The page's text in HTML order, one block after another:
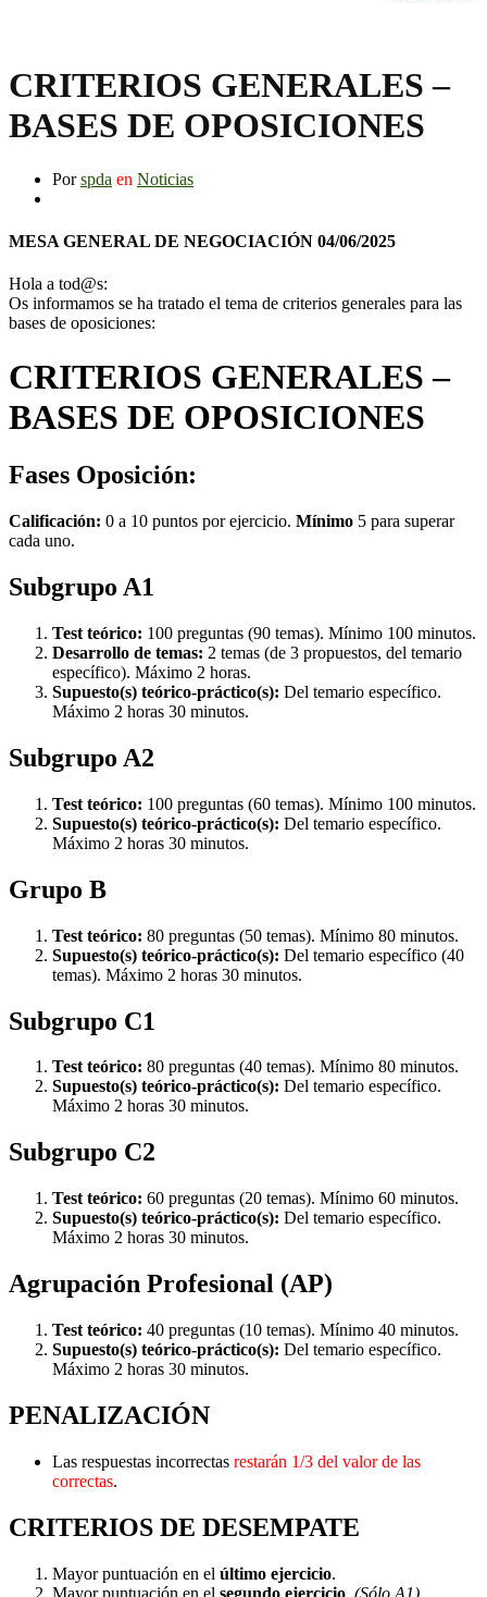
CRITERIOS GENERALES –
BASES DE OPOSICIONES
Porspda en Noticias
MESA GENERAL DE NEGOCIACIÓN 04/06/2025
Hola a tod@s:
Os informamos se ha tratado el tema de criterios generales para las
bases de oposiciones:
CRITERIOS GENERALES –
BASES DE OPOSICIONES
Fases Oposición:
Calificación: 0 a 10 puntos por ejercicio. Mínimo 5 para superar
cada uno.
Subgrupo A1
Test teórico: 100 preguntas (90 temas). Mínimo 100 minutos.
Desarrollo de temas: 2 temas (de 3 propuestos, del temario
específico). Máximo 2 horas.
Supuesto(s) teórico-práctico(s): Del temario específico.
Máximo 2 horas 30 minutos.
Subgrupo A2
Test teórico: 100 preguntas (60 temas). Mínimo 100 minutos.
Supuesto(s) teórico-práctico(s): Del temario específico.
Máximo 2 horas 30 minutos.
Grupo B
Test teórico: 80 preguntas (50 temas). Mínimo 80 minutos.
Supuesto(s) teórico-práctico(s): Del temario específico (40
temas). Máximo 2 horas 30 minutos.
Subgrupo C1
Test teórico: 80 preguntas (40 temas). Mínimo 80 minutos.
Supuesto(s) teórico-práctico(s): Del temario específico.
Máximo 2 horas 30 minutos.
Subgrupo C2
Test teórico: 60 preguntas (20 temas). Mínimo 60 minutos.
Supuesto(s) teórico-práctico(s): Del temario específico.
Máximo 2 horas 30 minutos.
Agrupación Profesional (AP)
Test teórico: 40 preguntas (10 temas). Mínimo 40 minutos.
Supuesto(s) teórico-práctico(s): Del temario específico.
Máximo 2 horas 30 minutos.
PENALIZACIÓN
Las respuestas incorrectas restarán 1/3 del valor de las
correctas.
CRITERIOS DE DESEMPATE
Mayor puntuación en el último ejercicio.
Mayor puntuación en el segundo ejercicio (Sólo A1)